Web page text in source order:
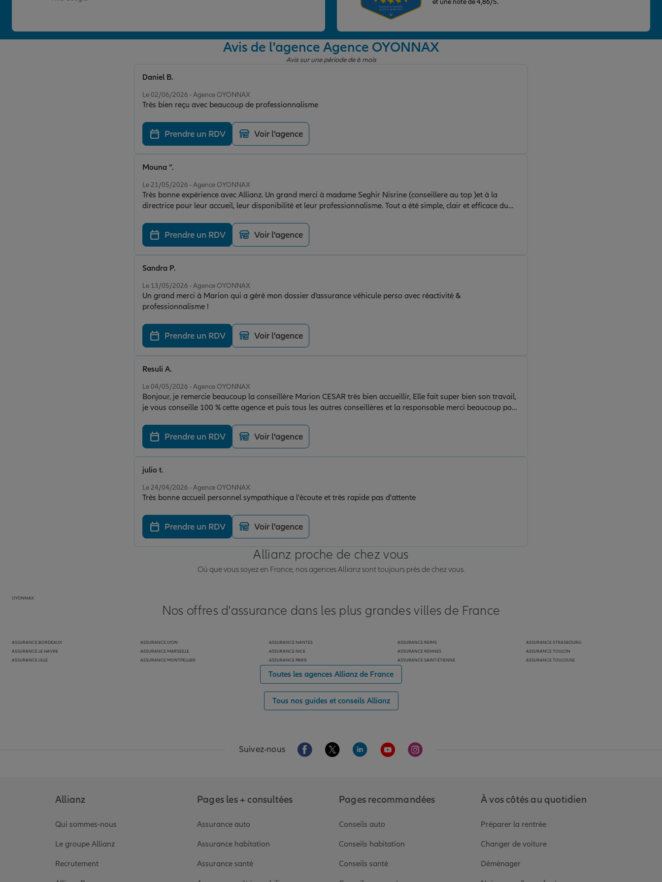
Avis de l'agence Agence OYONNAX
Avis sur une période de 6 mois
Le 02/06/2026 - Agence OYONNAX
Très bien reçu avec beaucoup de professionnalisme
Daniel B.
Prendre un RDV Voir l'agence
Le 21/05/2026 - Agence OYONNAX
Très bonne expérience avec Allianz. Un grand merci à madame Seghir Nisrine (conseillere au top )et à la
directrice pour leur accueil, leur disponibilité et leur professionnalisme. Tout a été simple, clair et efficace du
Mouna “.
Prendre un RDV Voir l'agence
Le 13/05/2026 - Agence OYONNAX
Un grand merci à Marion qui a géré mon dossier d’assurance véhicule perso avec réactivité &
professionnalisme !
Sandra P.
Prendre un RDV Voir l'agence
Le 04/05/2026 - Agence OYONNAX
Bonjour, je remercie beaucoup la conseillère Marion CESAR très bien accueillir, Elle fait super bien son travail,
je vous conseille 100 % cette agence et puis tous les autres conseillères et la responsable merci beaucoup pour
Resuli A.
Prendre un RDV Voir l'agence
Le 24/04/2026 - Agence OYONNAX
Très bonne accueil personnel sympathique a l'écoute et très rapide pas d'attente
julio t.
Prendre un RDV Voir l'agence
Allianz proche de chez vous
Où que vous soyez en France, nos agences Allianz sont toujours près de chez vous.
OYONNAX
Nos offres d'assurance dans les plus grandes villes de France
ASSURANCE BORDEAUX
ASSURANCE LE HAVRE
ASSURANCE LILLE
ASSURANCE LYON
ASSURANCE MARSEILLE
ASSURANCE MONTPELLIER
ASSURANCE NANTES
ASSURANCE NICE
ASSURANCE PARIS
ASSURANCE REIMS
ASSURANCE RENNES
ASSURANCE SAINT-ÉTIENNE
ASSURANCE STRASBOURG
ASSURANCE TOULON
ASSURANCE TOULOUSE
Toutes les agences Allianz de France
Tous nos guides et conseils Allianz
Suivez-nous Aller sur la page Facebook de Allianz
Aller sur la page Twitter de Allianz
Aller sur la page Linkedin de Allianz
Aller sur la page Youtube de Allianz
Aller sur la page Instagram de Allianz
Allianz
Qui sommes-nous
Le groupe Allianz
Recrutement
Pages les + consultées
Assurance auto
Assurance habitation
Assurance santé
Pages recommandées
Conseils auto
Conseils habitation
Conseils santé
À vos côtés au quotidien
Préparer la rentrée
Changer de voiture
Déménager